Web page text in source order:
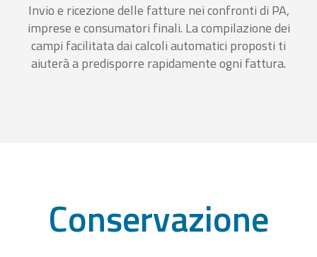
Invio e ricezione delle fatture nei confronti di PA,
imprese e consumatori finali. La compilazione dei
campi facilitata dai calcoli automatici proposti ti
aiuterà a predisporre rapidamente ogni fattura.
Conservazione